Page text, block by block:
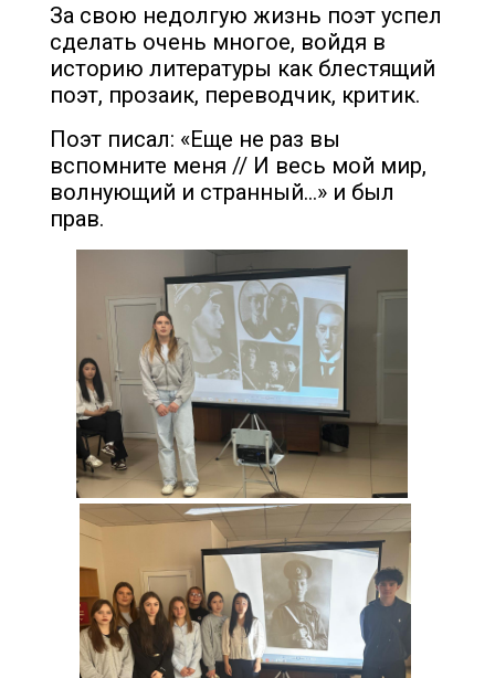
За свою недолгую жизнь поэт успел
сделать очень многое, войдя в
историю литературы как блестящий
поэт, прозаик, переводчик, критик.
Поэт писал: «Еще не раз вы
вспомните меня // И весь мой мир,
волнующий и странный…» и был
прав.